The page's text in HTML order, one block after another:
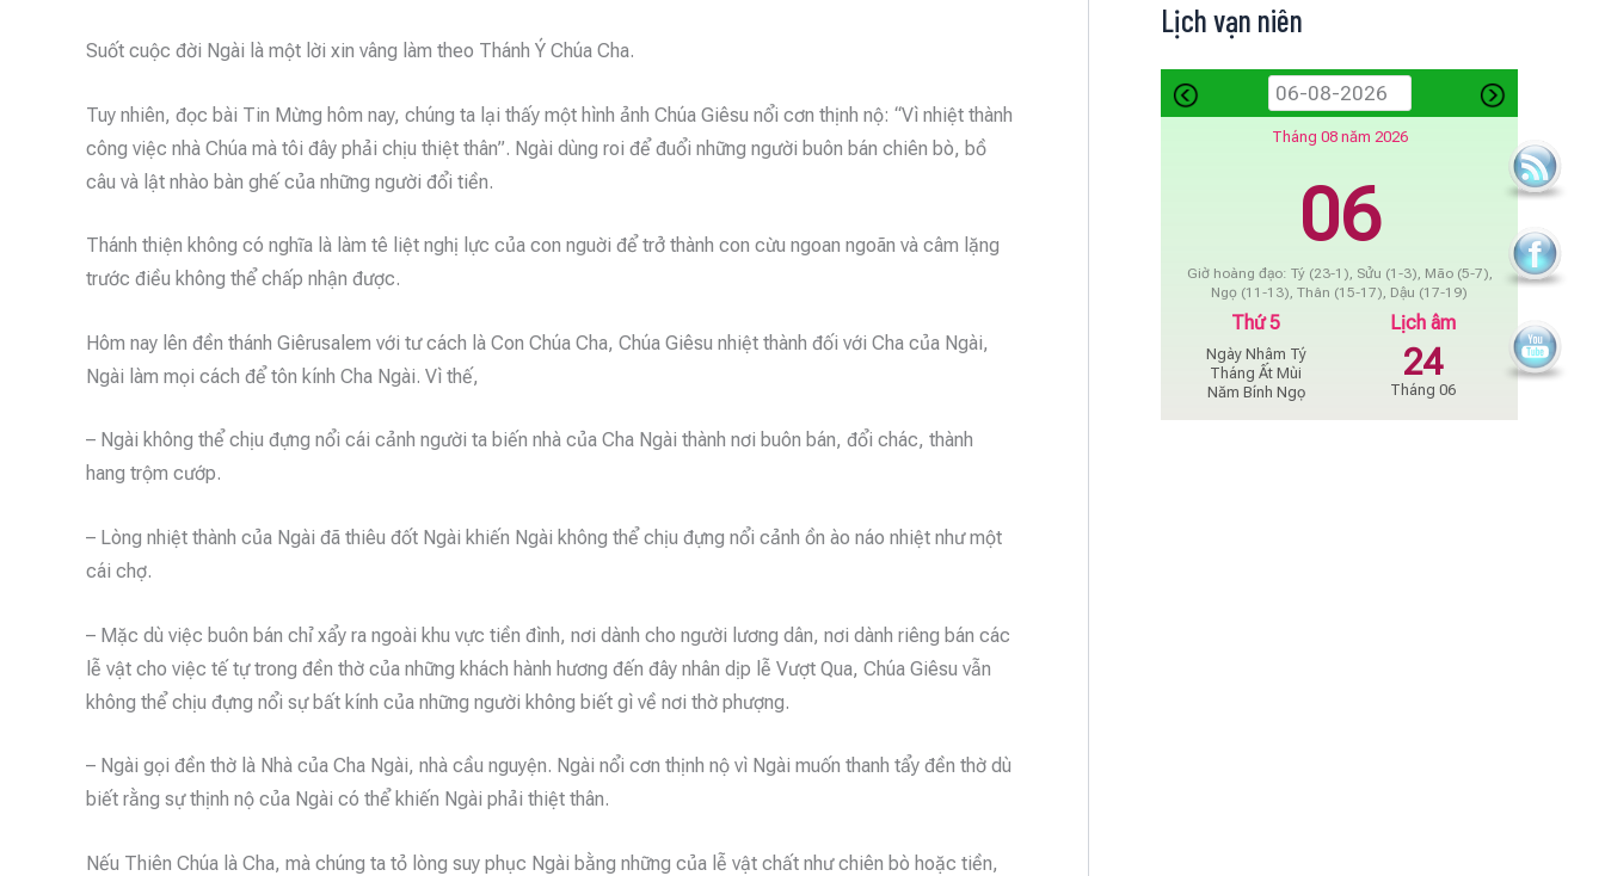
Suốt cuộc đời Ngài là một lời xin vâng làm theo Thánh Ý Chúa Cha.
Tuy nhiên, đọc bài Tin Mừng hôm nay, chúng ta lại thấy một hình ảnh Chúa Giêsu nổi cơn thịnh nộ: “Vì nhiệt thành
công việc nhà Chúa mà tôi đây phải chịu thiệt thân”. Ngài dùng roi để đuổi những người buôn bán chiên bò, bồ
câu và lật nhào bàn ghế của những người đổi tiền.
Thánh thiện không có nghĩa là làm tê liệt nghị lực của con nguời để trở thành con cừu ngoan ngoãn và câm lặng
trước điều không thể chấp nhận được.
Hôm nay lên đền thánh Giêrusalem với tư cách là Con Chúa Cha, Chúa Giêsu nhiệt thành đối với Cha của Ngài,
Ngài làm mọi cách để tôn kính Cha Ngài. Vì thế,
– Ngài không thể chịu đựng nổi cái cảnh người ta biến nhà của Cha Ngài thành nơi buôn bán, đổi chác, thành
hang trộm cướp.
– Lòng nhiệt thành của Ngài đã thiêu đốt Ngài khiến Ngài không thể chịu đựng nổi cảnh ồn ào náo nhiệt như một
cái chợ.
– Mặc dù việc buôn bán chỉ xẩy ra ngoài khu vực tiền đình, nơi dành cho người lương dân, nơi dành riêng bán các
lễ vật cho việc tế tự trong đền thờ của những khách hành hương đến đây nhân dịp lễ Vượt Qua, Chúa Giêsu vẫn
không thể chịu đựng nổi sự bất kính của những người không biết gì về nơi thờ phượng.
– Ngài gọi đền thờ là Nhà của Cha Ngài, nhà cầu nguyện. Ngài nổi cơn thịnh nộ vì Ngài muốn thanh tẩy đền thờ dù
biết rằng sự thịnh nộ của Ngài có thể khiến Ngài phải thiệt thân.
Nếu Thiên Chúa là Cha, mà chúng ta tỏ lòng suy phục Ngài bằng những của lễ vật chất như chiên bò hoặc tiền,
Lịch vạn niên
Tháng 08 năm 2026
06
Giờ hoàng đạo: Tý (23-1), Sửu (1-3), Mão (5-7),
Ngọ (11-13), Thân (15-17), Dậu (17-19)
Thứ 5
Ngày Nhâm Tý
Tháng Ất Mùi
Năm Bính Ngọ
Lịch âm
24
Tháng 06